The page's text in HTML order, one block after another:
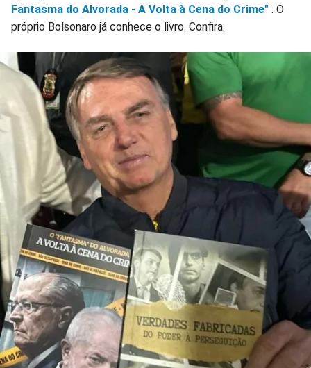
Fantasma do Alvorada - A Volta à Cena do Crime" . O
próprio Bolsonaro já conhece o livro. Confira: